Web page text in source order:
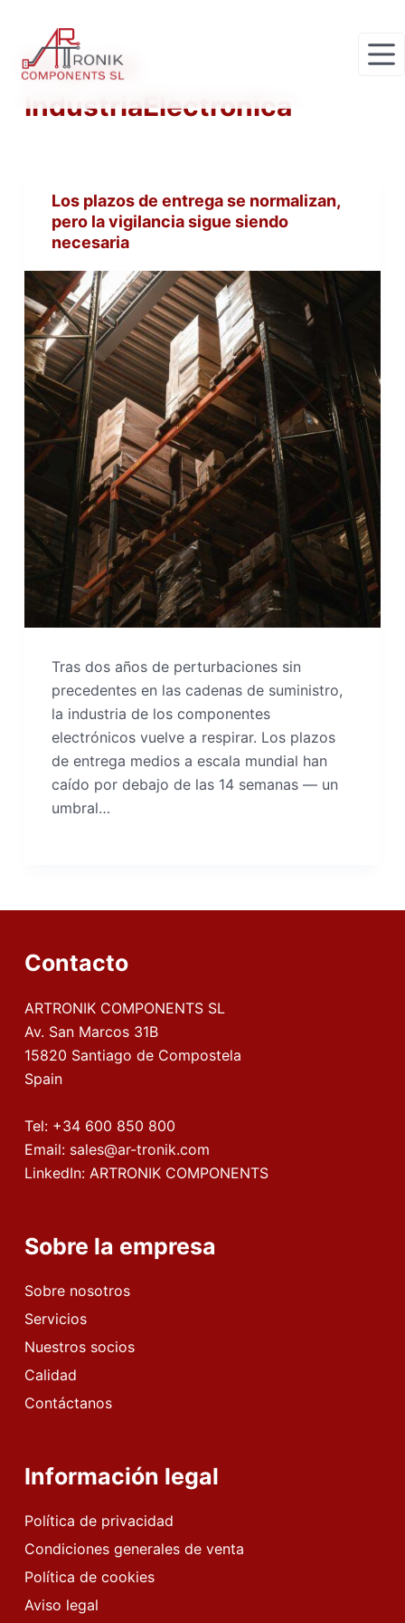
a
e
n
d
o
Etiqueta
IndustriaElectronica
Los plazos de entrega se normalizan,
pero la vigilancia sigue siendo
necesaria
Tras dos años de perturbaciones sin
precedentes en las cadenas de suministro,
la industria de los componentes
electrónicos vuelve a respirar. Los plazos
de entrega medios a escala mundial han
caído por debajo de las 14 semanas — un
umbral…
Contacto
ARTRONIK COMPONENTS SL
Av. San Marcos 31B
15820 Santiago de Compostela
Spain
Tel: +34 600 850 800
Email: sales@ar-tronik.com
LinkedIn: ARTRONIK COMPONENTS
Sobre la empresa
Sobre nosotros
Servicios
Nuestros socios
Calidad
Contáctanos
Información legal
Política de privacidad
Condiciones generales de venta
Política de cookies
Aviso legal